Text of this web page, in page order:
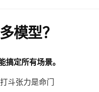
模型？
搞定所有场景。
斗张力是命门